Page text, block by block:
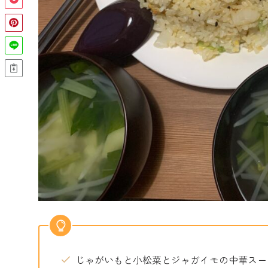
じゃがいもと小松菜とジャガイモの中華ス